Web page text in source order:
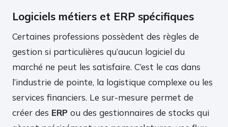
Logiciels métiers et ERP spécifiques
Certaines professions possèdent des règles de
gestion si particulières qu’aucun logiciel du
marché ne peut les satisfaire. C’est le cas dans
l’industrie de pointe, la logistique complexe ou les
services financiers. Le sur-mesure permet de
créer des ERP ou des gestionnaires de stocks qui